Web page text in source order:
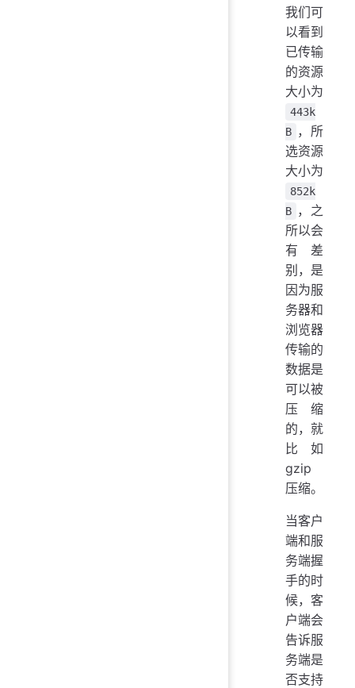
我们可
以看到
已传输
的资源
大小为
443k
B ，所
选资源
大小为
852k
B ，之
所以会
有差
别，是
因为服
务器和
浏览器
传输的
数据是
可以被
压缩
的，就
比如
gzip
压缩。
当客户
端和服
务端握
手的时
候，客
户端会
告诉服
务端是
否支持